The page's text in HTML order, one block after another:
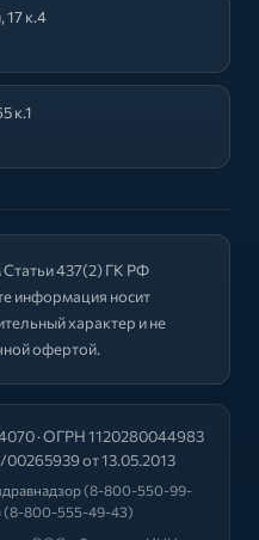
17 к.4
к.1
437(2) ГК РФ
информация носит
характер и не
офертой.
· ОГРН 1120280044983
от 13.05.2013
(8-800-550-99-
(8-800-555-49-43)